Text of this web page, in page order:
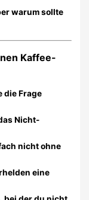
warum sollte
Kaffee-
die Frage
Nicht-
nicht ohne
eine